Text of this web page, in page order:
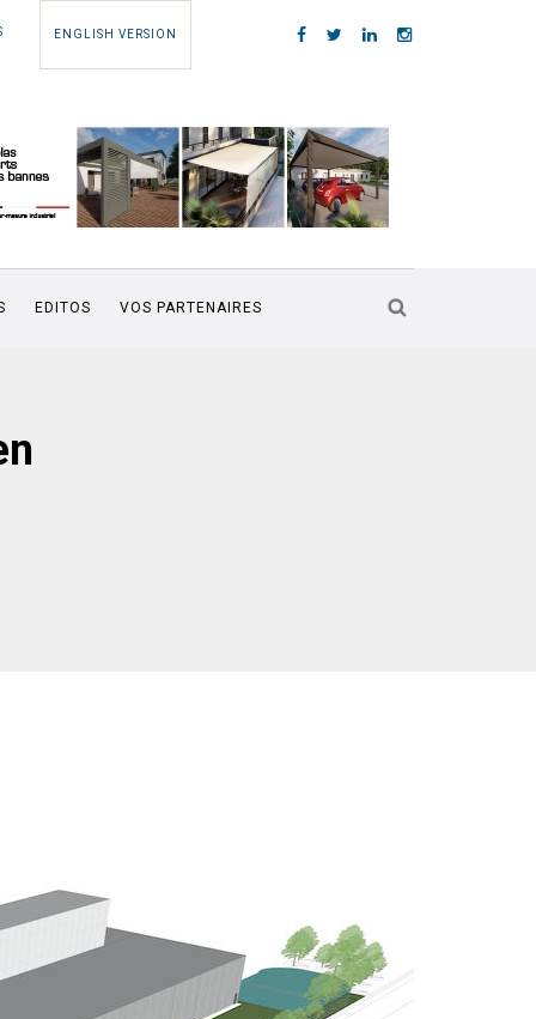
ENGLISH VERSION
EDITOS VOS PARTENAIRES